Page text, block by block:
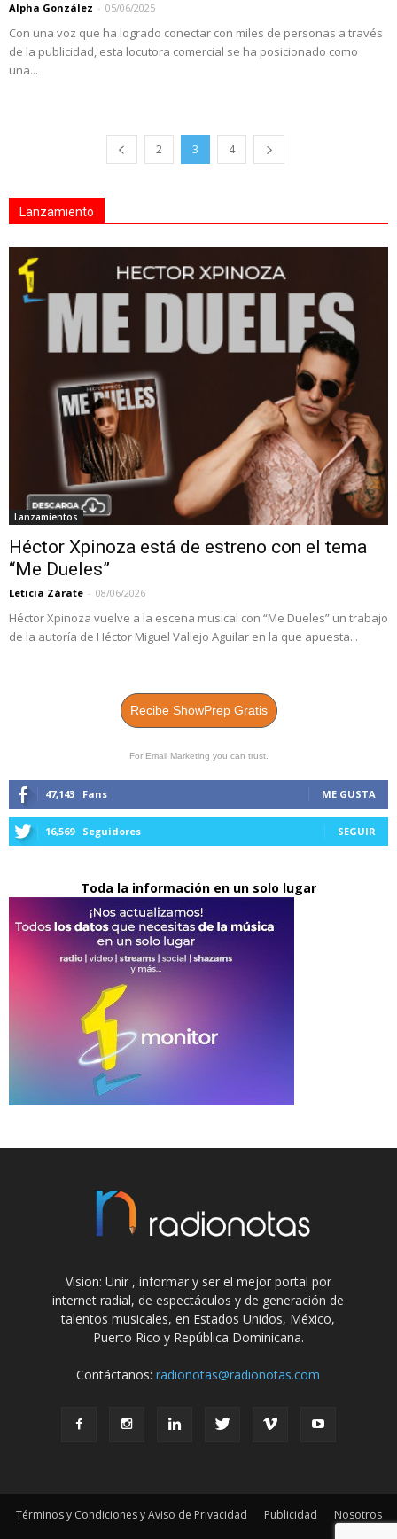
Alpha González - 05/06/2025
Con una voz que ha logrado conectar con miles de personas a través
de la publicidad, esta locutora comercial se ha posicionado como
una...
2 3 4
Lanzamiento
Lanzamientos
Héctor Xpinoza está de estreno con el tema
“Me Dueles”
Leticia Zárate - 08/06/2026
Héctor Xpinoza vuelve a la escena musical con “Me Dueles” un trabajo
de la autoría de Héctor Miguel Vallejo Aguilar en la que apuesta...
Recibe ShowPrep Gratis
For Email Marketing you can trust.
47,143 Fans ME GUSTA
16,569 Seguidores SEGUIR
Toda la información en un solo lugar
Vision: Unir , informar y ser el mejor portal por
internet radial, de espectáculos y de generación de
talentos musicales, en Estados Unidos, México,
Puerto Rico y República Dominicana.
Contáctanos:radionotas@radionotas.com
Términos y Condiciones y Aviso de Privacidad Publicidad
Nosotros